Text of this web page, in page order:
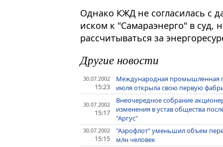
Однако КЖД не согласилась с
иском к "Самараэнерго" в суд,
рассчитываться за
Другие новости
30.07.2002
15:23
Международная промышленная
июля открыла свою первую
30.07.2002
15:17
Внеочередное собрание
изменения в устав общества
"Аргус"
30.07.2002
15:15
"Аэрофлот" уменьшил объем
млн человек